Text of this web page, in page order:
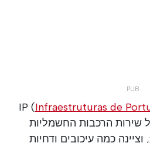
Infraestruturas de
שירות הרכבות החשמליות
בקו המערבי עד 2028, וציינה כמה עיכובים ודחיות